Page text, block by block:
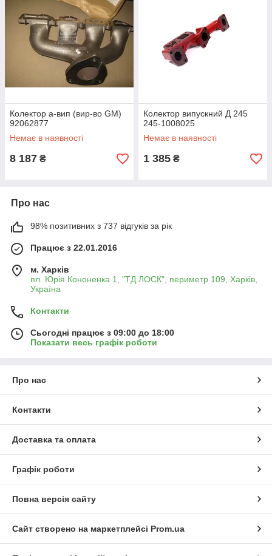
Колектор а-вип (вир-во GM)
92062877
Немає в наявності
8 187 ₴
Колектор випускний Д 245
245-1008025
Немає в наявності
1 385 ₴
Про нас
98% позитивних з 737 відгуків за рік
Працює з 22.01.2016
м. Харків
пл. Юрія Кононенка 1, "ТД ЛОСК", периметр 109, Харків,
Україна
Контакти
Сьогодні працює з 09:00 до 18:00
Показати весь графік роботи
Про нас
Контакти
Доставка та оплата
Графік роботи
Повна версія сайту
Сайт створено на маркетплейсі Prom.ua